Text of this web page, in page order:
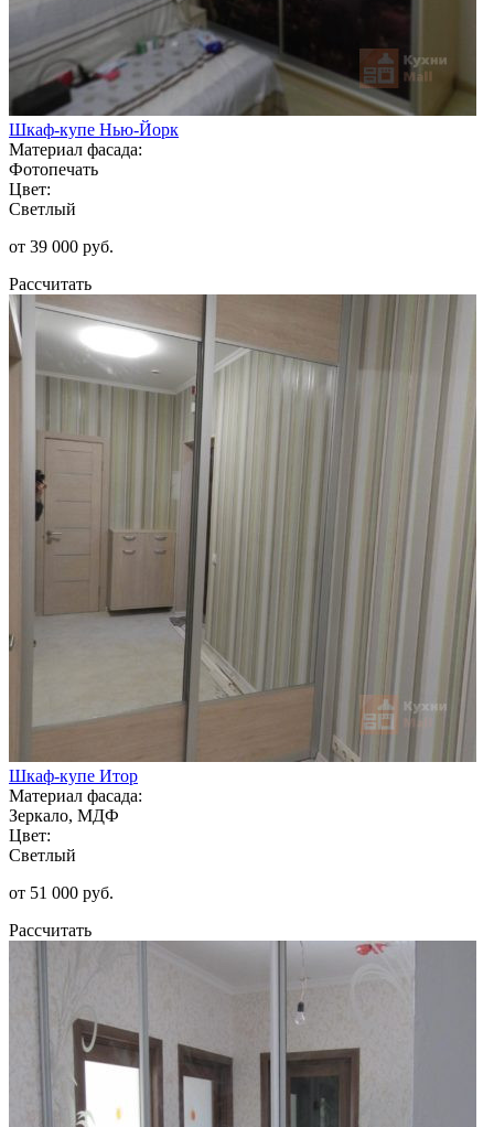
Шкаф-купе Нью-Йорк
Материал фасада:
Фотопечать
Цвет:
Светлый
от 39 000 руб.
Рассчитать
Шкаф-купе Итор
Материал фасада:
Зеркало, МДФ
Цвет:
Светлый
от 51 000 руб.
Рассчитать